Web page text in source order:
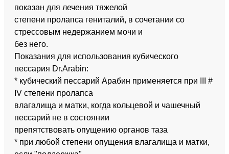
показан для лечения тяжелой
степени пролапса гениталий, в сочетании со
стрессовым недержанием мочи и
без него.
Показания для использования кубического
пессария Dr.Arabin:
* кубический пессарий Арабин применяется при III #
IV степени пролапса
влагалища и матки, когда кольцевой и чашечный
пессарий не в состоянии
препятствовать опущению органов таза
* при любой степени опущения влагалища и матки,